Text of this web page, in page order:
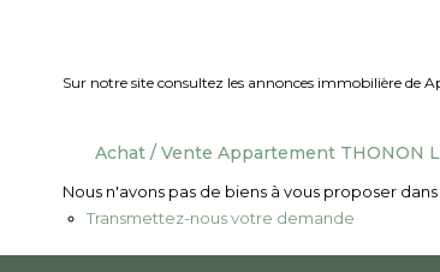
Sur notre site consultez les annonces immobilière de
Achat / Vente Appartement THONON
Nous n'avons pas de biens à vous proposer
Transmettez-nous votre demande